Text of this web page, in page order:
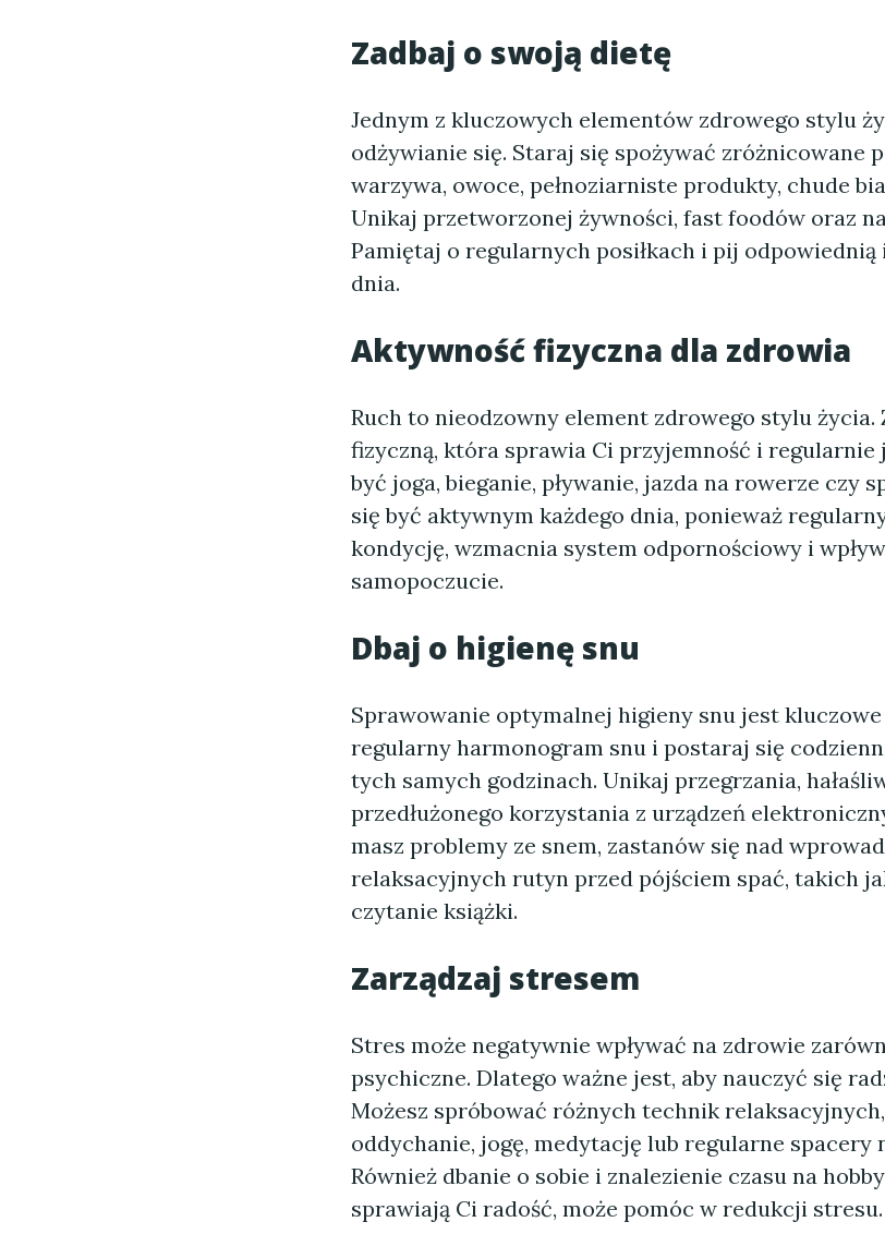
Zadbaj o swoją dietę
Jednym z kluczowych elementów zdrowego stylu
odżywianie się. Staraj się spożywać zróżnicowane
warzywa, owoce, pełnoziarniste produkty, chude
Unikaj przetworzonej żywności, fast foodów oraz
Pamiętaj o regularnych posiłkach i pij odpowiednią
dnia.
Aktywność fizyczna dla zdrowia
Ruch to nieodzowny element zdrowego stylu życia.
fizyczną, która sprawia Ci przyjemność i regularnie
być joga, bieganie, pływanie, jazda na rowerze czy
się być aktywnym każdego dnia, ponieważ
kondycję, wzmacnia system odpornościowy i
samopoczucie.
Dbaj o higienę snu
Sprawowanie optymalnej higieny snu jest
regularny harmonogram snu i postaraj się
tych samych godzinach. Unikaj przegrzania,
przedłużonego korzystania z urządzeń
masz problemy ze snem, zastanów się nad
relaksacyjnych rutyn przed pójściem spać, takich
czytanie książki.
Zarządzaj stresem
Stres może negatywnie wpływać na zdrowie
psychiczne. Dlatego ważne jest, aby nauczyć się
Możesz spróbować różnych technik
oddychanie, jogę, medytację lub regularne spacery
Również dbanie o sobie i znalezienie czasu na
sprawiają Ci radość, może pomóc w redukcji stresu.